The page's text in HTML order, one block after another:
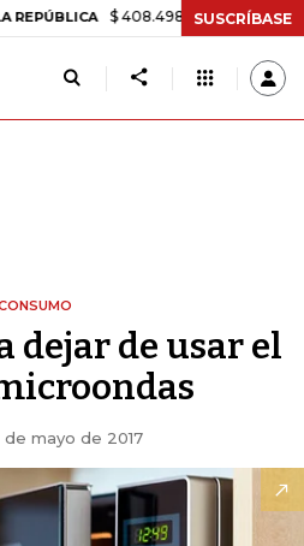
$ 408.498,97 +$ 8.753,81
SUSCRÍBASE
dejar de usar el
de mayo de 2017